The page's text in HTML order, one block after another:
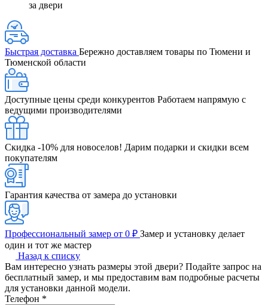
за двери
Быстрая доставка Бережно доставляем товары по Тюмени и
Тюменской области
Доступные цены среди конкурентов Работаем напрямую с
ведущими производителями
Скидка -10% для новоселов! Дарим подарки и скидки всем
покупателям
Гарантия качества от замера до установки
Профессиональный замер от 0 ₽ Замер и установку делает
один и тот же мастер
Назад к списку
Вам интересно узнать размеры этой двери? Подайте запрос на
бесплатный замер, и мы предоставим вам подробные расчеты
для установки данной модели.
Телефон *